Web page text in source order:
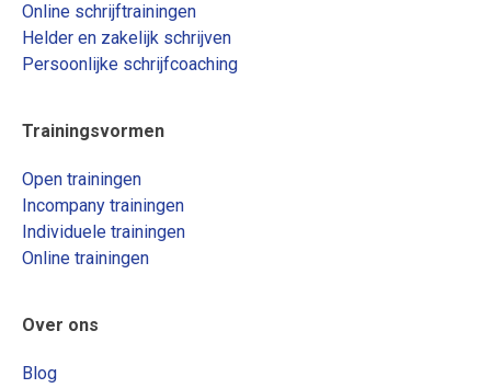
Online schrijftrainingen
Helder en zakelijk schrijven
Persoonlijke schrijfcoaching
Trainingsvormen
Open trainingen
Incompany trainingen
Individuele trainingen
Online trainingen
Over ons
Blog